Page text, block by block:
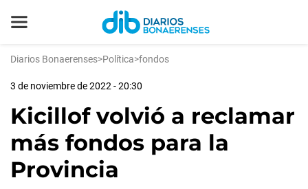
Diarios Bonaerenses>Política>fondos
3 de noviembre de 2022 - 20:30
Kicillof volvió a reclamar
más fondos para la
Provincia